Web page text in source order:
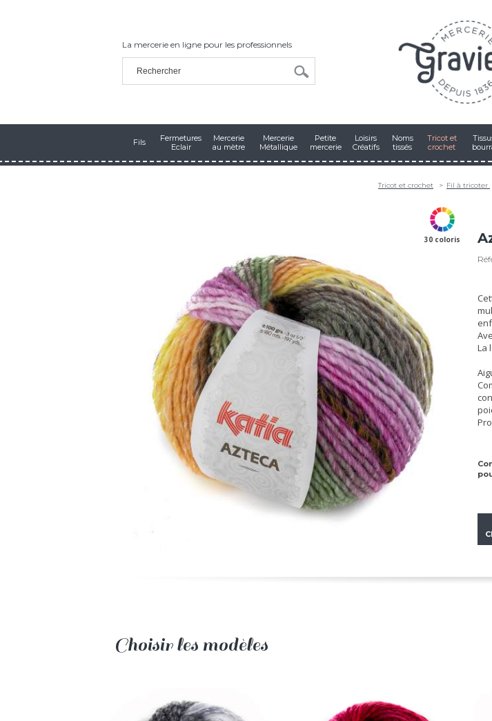
La mercerie en ligne pour les professionnels
Fils
Fermetures
Eclair
Mercerie
au mètre
Mercerie
Métallique
Petite
mercerie
Loisirs
Créatifs
Noms
tissés
Tricot et
crochet
Tricot et crochet Fil à tricoter
30 coloris
La
Choisir les modèles